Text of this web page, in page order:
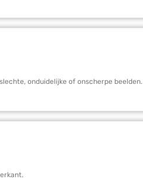
onduidelijke of onscherpe beelden.